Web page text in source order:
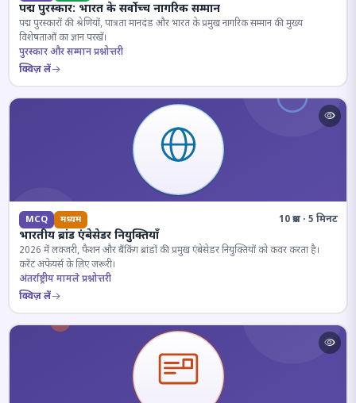
पद्म पुरस्कार: भारत के सर्वोच्च नागरिक सम्मान
पद्म पुरस्कारों की श्रेणियों, पात्रता मानदंड और भारत के प्रमुख नागरिक सम्मान की मुख्य
विशेषताओं का ज्ञान परखें।
पुरस्कार और सम्मान प्रश्नोत्तरी
क्विज़ लें
MCQ मध्यम 10 प्रश्न · 5 मिनट
भारतीय ब्रांड एंबेसेडर नियुक्तियाँ
2026 में लक्जरी, फैशन और बैंकिंग ब्रांडों की प्रमुख एंबेसेडर नियुक्तियों को कवर करता है।
करेंट अफेयर्स के लिए जरूरी।
अंतर्राष्ट्रीय मामले प्रश्नोत्तरी
क्विज़ लें